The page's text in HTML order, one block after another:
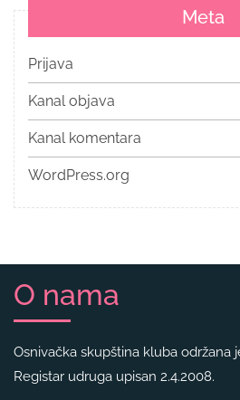
Meta
Prijava
Kanal objava
Kanal komentara
WordPress.org
O nama
Osnivačka skupština kluba održana
Registar udruga upisan 2.4.2008.